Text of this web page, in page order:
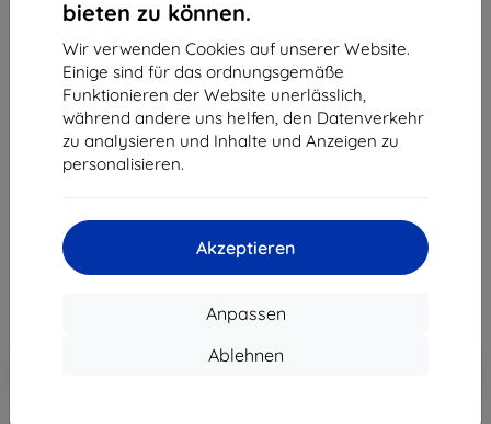
bieten zu können.
Wir verwenden Cookies auf unserer Website.
Einige sind für das ordnungsgemäße
Funktionieren der Website unerlässlich,
während andere uns helfen, den Datenverkehr
zu analysieren und Inhalte und Anzeigen zu
personalisieren.
Akzeptieren
Anpassen
Ablehnen
Mobiltelefon Huawei P9 32 GB Dual SIM - Titanium
Kaufen Sie dieses Gerät und erhalten Sie
507,90 €
457,11 €
Rabatt mit Gutschein